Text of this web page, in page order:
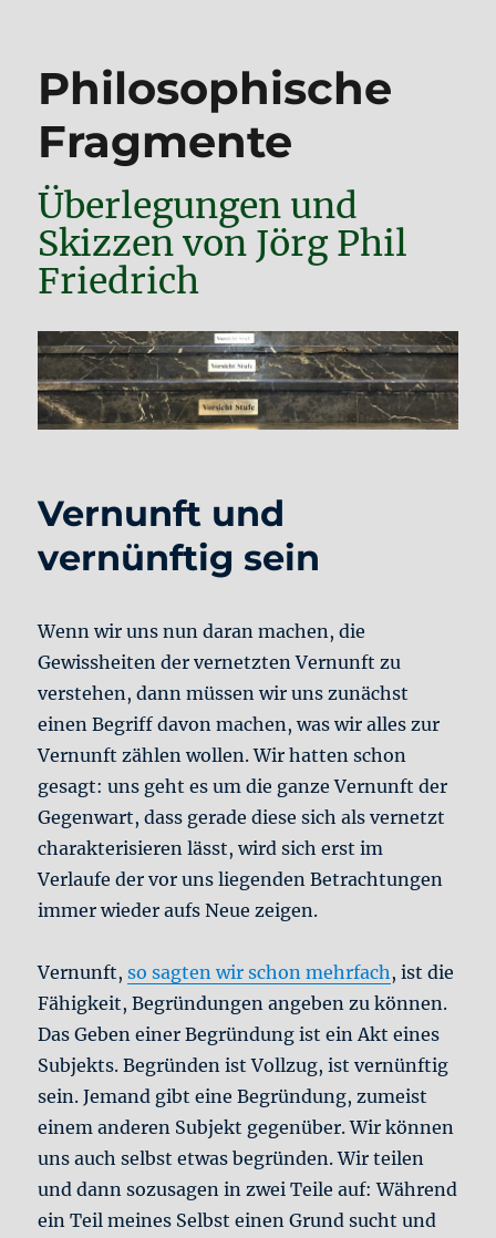
Philosophische
Fragmente
Überlegungen und
Skizzen von Jörg Phil
Friedrich
Vernunft und
vernünftig sein
Wenn wir uns nun daran machen, die
Gewissheiten der vernetzten Vernunft zu
verstehen, dann müssen wir uns zunächst
einen Begriff davon machen, was wir alles zur
Vernunft zählen wollen. Wir hatten schon
gesagt: uns geht es um die ganze Vernunft der
Gegenwart, dass gerade diese sich als vernetzt
charakterisieren lässt, wird sich erst im
Verlaufe der vor uns liegenden Betrachtungen
immer wieder aufs Neue zeigen.
Vernunft,so sagten wir schon mehrfach , ist die
Fähigkeit, Begründungen angeben zu können.
Das Geben einer Begründung ist ein Akt eines
Subjekts. Begründen ist Vollzug, ist vernünftig
sein. Jemand gibt eine Begründung, zumeist
einem anderen Subjekt gegenüber. Wir können
uns auch selbst etwas begründen. Wir teilen
und dann sozusagen in zwei Teile auf: Während
ein Teil meines Selbst einen Grund sucht und